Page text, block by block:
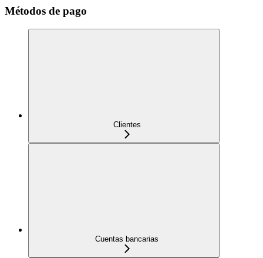
Métodos de pago
Clientes
Cuentas bancarias